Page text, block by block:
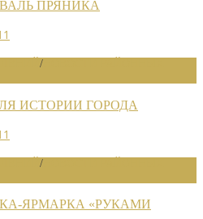
ПРЯНИКА
/
ИСТОРИИ ГОРОДА
/
ЯРМАРКА «РУКАМИ